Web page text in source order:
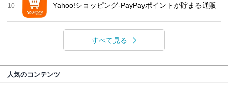
10 Yahoo!ショッピング-PayPayポイントが貯まる通販
すべて見る
人気のコンテンツ